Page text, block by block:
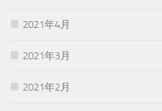
2021年4月
2021年3月
2021年2月